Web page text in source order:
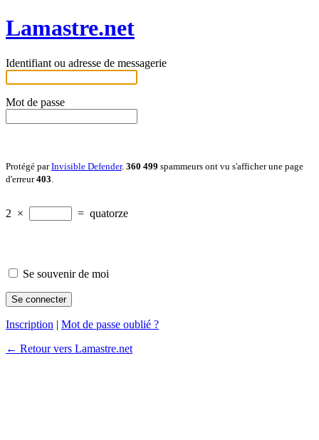
Lamastre.net
Identifiant ou adresse de messagerie
Mot de passe
Protégé parInvisible Defender. 360 499 spammeurs ont vu s'afficher une page
d'erreur403
2 × = quatorze
Se souvenir de moi
Inscription | Mot de passe oublié ?
← Retour vers Lamastre.net